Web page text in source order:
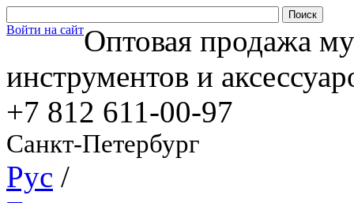
Войти на сайтОптовая продажа
инструментов и
+7 812 611-00-97
Санкт-Петербург
Рус /